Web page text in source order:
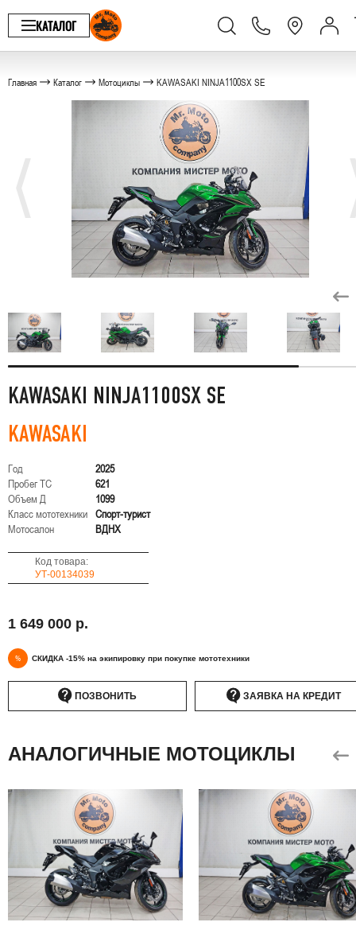
КАТАЛОГ
Главная Каталог Мотоциклы KAWASAKI NINJA1100SX SE
KAWASAKI NINJA1100SX SE
KAWASAKI
Год
2025
Пробег ТС
621
Объем Д
1099
Класс мототехники Спорт-турист
Мотосалон
ВДНХ
Код товара:
УТ-00134039
1 649 000 р.
% СКИДКА -15% на экипировку при покупке мототехники
ПОЗВОНИТЬ ЗАЯВКА НА КРЕДИТ
АНАЛОГИЧНЫЕ МОТОЦИКЛЫ